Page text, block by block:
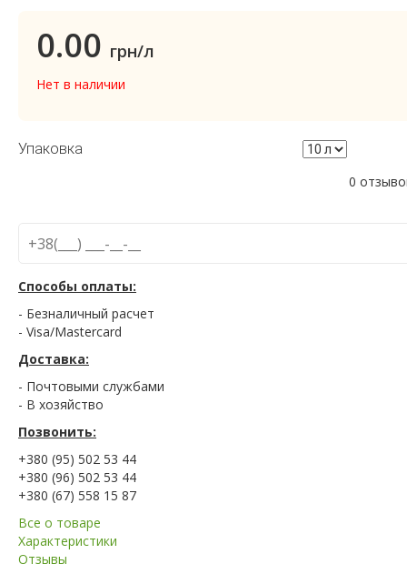
0.00 грн/л
Нет в наличии
Упаковка
0
Способы оплаты:
- Безналичный расчет
- Visa/Mastercard
Доставка:
- Почтовыми службами
- В хозяйство
Позвонить:
+380 (95) 502 53 44
+380 (96) 502 53 44
+380 (67) 558 15 87
Все о товаре
Характеристики
Отзывы